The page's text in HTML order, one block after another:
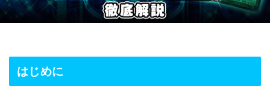
はじめに